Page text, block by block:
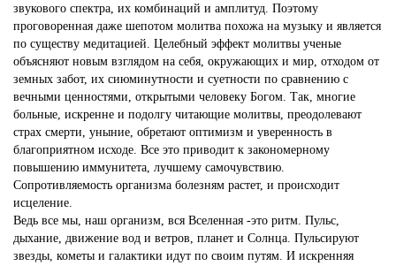
звукового спектра, их комбинаций и амплитуд. Поэтому
проговоренная даже шепотом молитва похожа на музыку и является
по существу медитацией. Целебный эффект молитвы ученые
объясняют новым взглядом на себя, окружающих и мир, отходом от
земных забот, их сиюминутности и суетности по сравнению с
вечными ценностями, открытыми человеку Богом. Так, многие
больные, искренне и подолгу читающие молитвы, преодолевают
страх смерти, уныние, обретают оптимизм и уверенность в
благоприятном исходе. Все это приводит к закономерному
повышению иммунитета, лучшему самочувствию.
Сопротивляемость организма болезням растет, и происходит
исцеление.
Ведь все мы, наш организм, вся Вселенная -это ритм. Пульс,
дыхание, движение вод и ветров, планет и Солнца. Пульсируют
звезды, кометы и галактики идут по своим путям. И искренняя